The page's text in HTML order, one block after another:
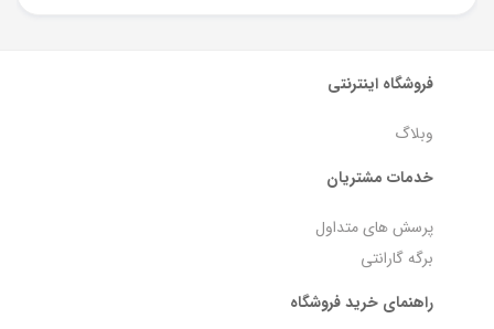
فروشگاه اینترنتی
وبلاگ
خدمات مشتریان
پرسش های متداول
برگه گارانتی
راهنمای خرید فروشگاه